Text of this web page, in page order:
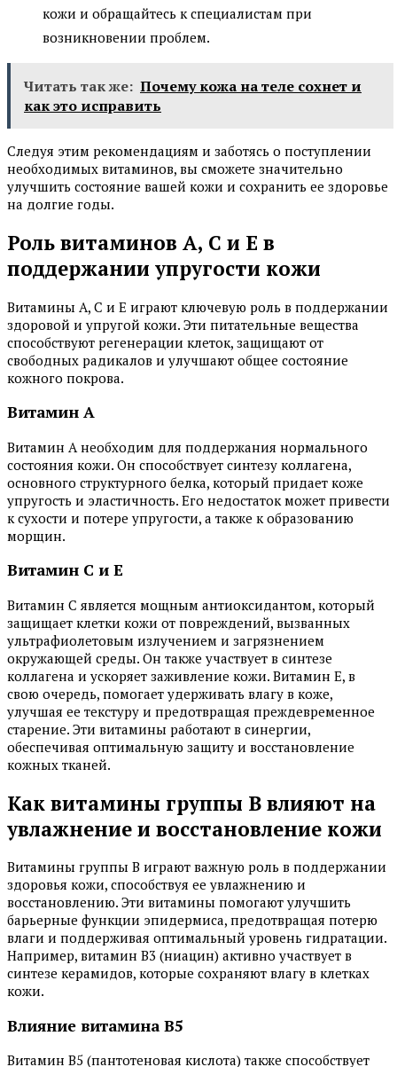
кожи и обращайтесь к специалистам при
возникновении проблем.
Читать так же: Почему кожа на теле сохнет и
как это исправить
Следуя этим рекомендациям и заботясь о поступлении
необходимых витаминов, вы сможете значительно
улучшить состояние вашей кожи и сохранить ее здоровье
на долгие годы.
Роль витаминов А, С и Е в
поддержании упругости кожи
Витамины А, С и Е играют ключевую роль в поддержании
здоровой и упругой кожи. Эти питательные вещества
способствуют регенерации клеток, защищают от
свободных радикалов и улучшают общее состояние
кожного покрова.
Витамин А
Витамин А необходим для поддержания нормального
состояния кожи. Он способствует синтезу коллагена,
основного структурного белка, который придает коже
упругость и эластичность. Его недостаток может привести
к сухости и потере упругости, а также к образованию
морщин.
Витамин С и Е
Витамин С является мощным антиоксидантом, который
защищает клетки кожи от повреждений, вызванных
ультрафиолетовым излучением и загрязнением
окружающей среды. Он также участвует в синтезе
коллагена и ускоряет заживление кожи. Витамин Е, в
свою очередь, помогает удерживать влагу в коже,
улучшая ее текстуру и предотвращая преждевременное
старение. Эти витамины работают в синергии,
обеспечивая оптимальную защиту и восстановление
кожных тканей.
Как витамины группы B влияют на
увлажнение и восстановление кожи
Витамины группы B играют важную роль в поддержании
здоровья кожи, способствуя ее увлажнению и
восстановлению. Эти витамины помогают улучшить
барьерные функции эпидермиса, предотвращая потерю
влаги и поддерживая оптимальный уровень гидратации.
Например, витамин B3 (ниацин) активно участвует в
синтезе керамидов, которые сохраняют влагу в клетках
кожи.
Влияние витамина B5
Витамин B5 (пантотеновая кислота) также способствует